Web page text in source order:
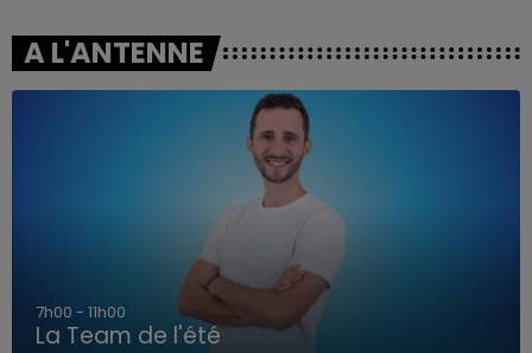
A L'ANTENNE
7h00 - 11h00
La Team de l'été